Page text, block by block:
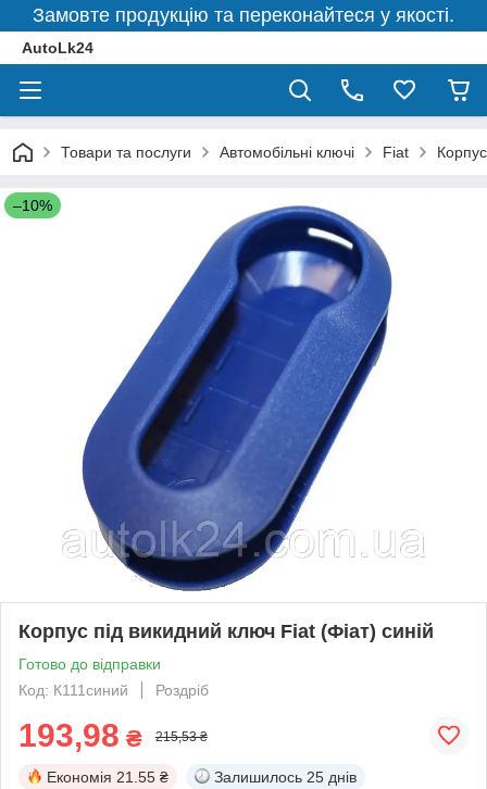
Замовте продукцію та переконайтеся у якості.
AutoLk24
Товари та послуги Автомобільні ключі Fiat
–10%
Корпус під викидний ключ Fiat (Фіат) синій
Готово до відправки
Код: К111синий
Роздріб
193,98 ₴ 215,53 ₴
Економія 21.55 ₴ Залишилось 25 днів